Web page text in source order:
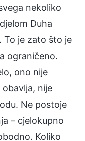
nekoliko
Duha
To je zato što je
ograničeno.
ono nije
nije
Ne postoje
– cjelokupno
Koliko